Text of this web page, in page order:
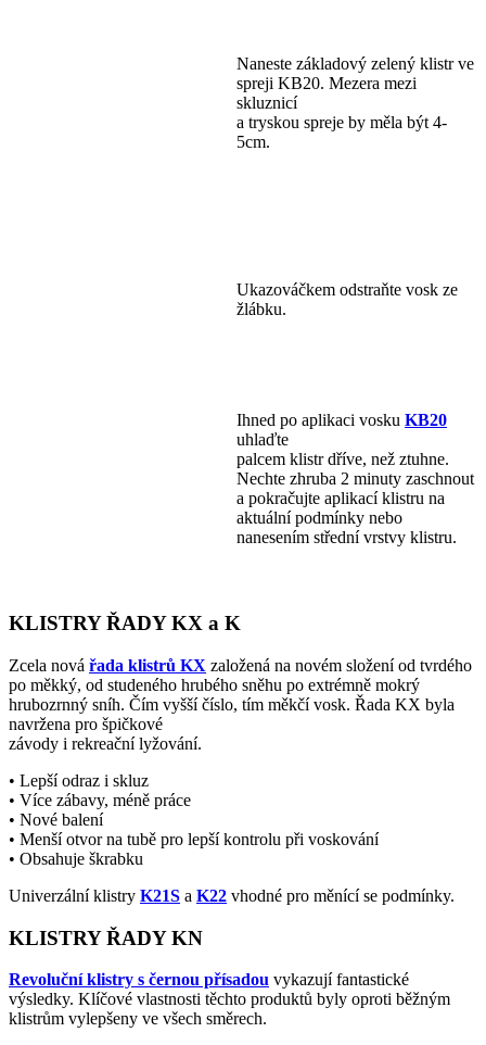
Naneste základový zelený klistr ve
spreji KB20. Mezera mezi
skluznicí
a tryskou spreje by měla být 4-
5cm.
Ukazováčkem odstraňte vosk ze
žlábku.
Ihned po aplikaci vosku KB20
uhlaďte
palcem klistr dříve, než ztuhne.
Nechte zhruba 2 minuty zaschnout
a pokračujte aplikací klistru na
aktuální podmínky nebo
nanesením střední vrstvy klistru.
KLISTRY ŘADY KX a K
Zcela nová řada klistrů KX založená na novém složení od tvrdého
po měkký, od studeného hrubého sněhu po extrémně mokrý
hrubozrnný sníh. Čím vyšší číslo, tím měkčí vosk. Řada KX byla
navržena pro špičkové
závody i rekreační lyžování.
• Lepší odraz i skluz
• Více zábavy, méně práce
• Nové balení
• Menší otvor na tubě pro lepší kontrolu při voskování
• Obsahuje škrabku
Univerzální klistry K21S a K22 vhodné pro měnící se podmínky.
KLISTRY ŘADY KN
Revoluční klistry s černou přísadou vykazují fantastické
výsledky. Klíčové vlastnosti těchto produktů byly oproti běžným
klistrům vylepšeny ve všech směrech.